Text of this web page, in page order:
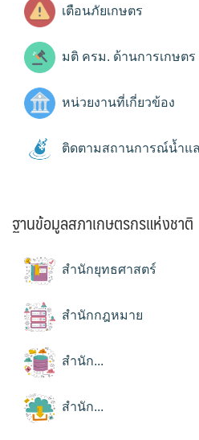
เตือนภัยเกษตร
มติ ครม. ด้านการเกษตร
หน่วยงานที่เกี่ยวข้อง
ติดตามสถานการณ์น้ำแ
ฐานข้อมูลสภาเกษตรกรแห่งชาติ
สำนักยุทธศาสตร์
สำนักกฎหมาย
สำนัก...
สำนัก...